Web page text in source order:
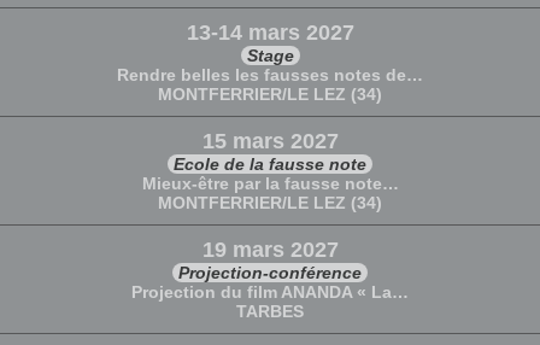
13-14 mars 2027
Stage
Rendre belles les fausses notes de…
MONTFERRIER/LE LEZ (34)
15 mars 2027
Ecole de la fausse note
Mieux-être par la fausse note…
MONTFERRIER/LE LEZ (34)
19 mars 2027
Projection-conférence
Projection du film ANANDA « La…
TARBES